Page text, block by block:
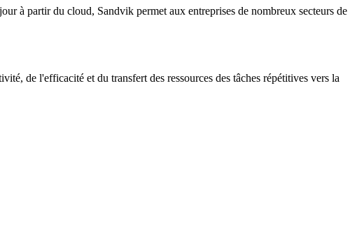
à partir du cloud, Sandvik permet aux entreprises de nombreux secteurs de
de l'efficacité et du transfert des ressources des tâches répétitives vers la